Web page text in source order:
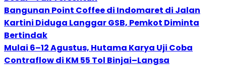
Bangunan Point Coffee di Indomaret di Jalan
Kartini Diduga Langgar GSB, Pemkot Diminta
Bertindak
Mulai 6–12 Agustus, Hutama Karya Uji Coba
Contraflow di KM 55 Tol Binjai–Langsa